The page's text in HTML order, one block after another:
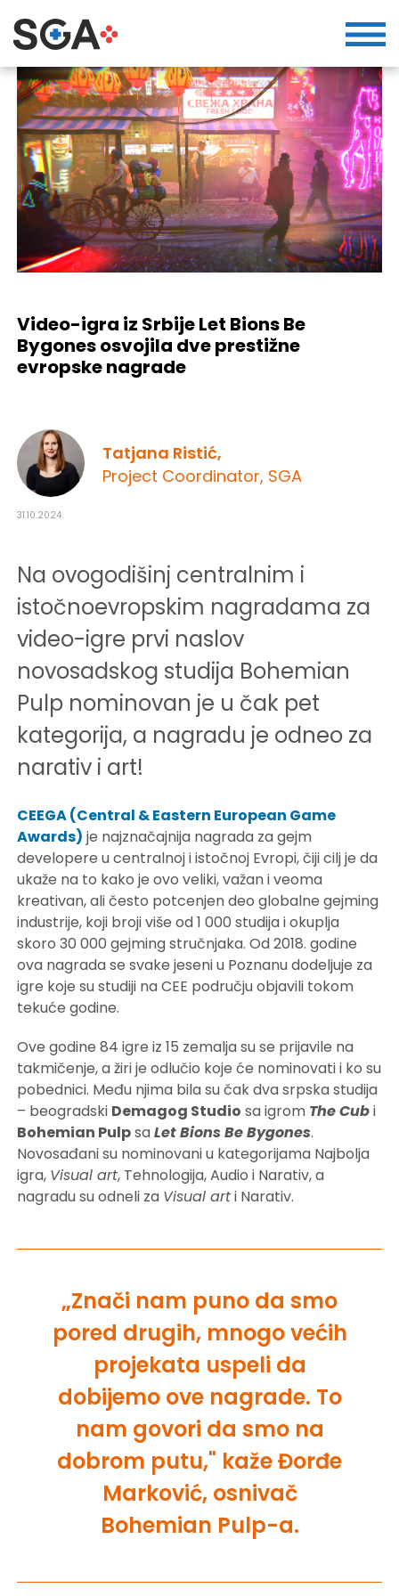
Video-igra iz Srbije Let Bions Be
Bygones osvojila dve prestižne
evropske nagrade
Tatjana Ristić,
Project Coordinator, SGA
31.10.2024.
Na ovogodišinj centralnim i
istočnoevropskim nagradama za
video-igre prvi naslov
novosadskog studija Bohemian
Pulp nominovan je u čak pet
kategorija, a nagradu je odneo za
narativ i art!
CEEGA (Central & Eastern European Game
Awards) je najznačajnija nagrada za gejm
developere u centralnoj i istočnoj Evropi, čiji cilj je da
ukaže na to kako je ovo veliki, važan i veoma
kreativan, ali često potcenjen deo globalne gejming
industrije, koji broji više od 1 000 studija i okuplja
skoro 30 000 gejming stručnjaka. Od 2018. godine
ova nagrada se svake jeseni u Poznanu dodeljuje za
igre koje su studiji na CEE području objavili tokom
tekuće godine.
Ove godine 84 igre iz 15 zemalja su se prijavile na
takmičenje, a žiri je odlučio koje će nominovati i ko su
pobednici. Među njima bila su čak dva srpska studija
– beogradski Demagog Studio sa igrom The Cubi
Bohemian PulpsaLet Bions Be Bygones.
Novosađani su nominovani u kategorijama Najbolja
igra, Visual art, Tehnologija, Audio i Narativ, a
nagradu su odneli za Visual arti Narativ.
„Znači nam puno da smo
pored drugih, mnogo većih
projekata uspeli da
dobijemo ove nagrade. To
nam govori da smo na
dobrom putu," kaže Đorđe
Marković, osnivač
Bohemian Pulp-a.